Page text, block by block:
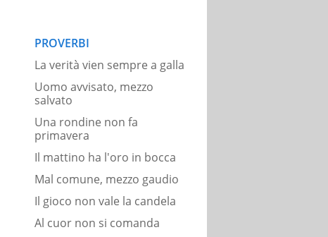
PROVERBI
La verità vien sempre a galla
Uomo avvisato, mezzo
salvato
Una rondine non fa
primavera
Il mattino ha l'oro in bocca
Mal comune, mezzo gaudio
Il gioco non vale la candela
Al cuor non si comanda